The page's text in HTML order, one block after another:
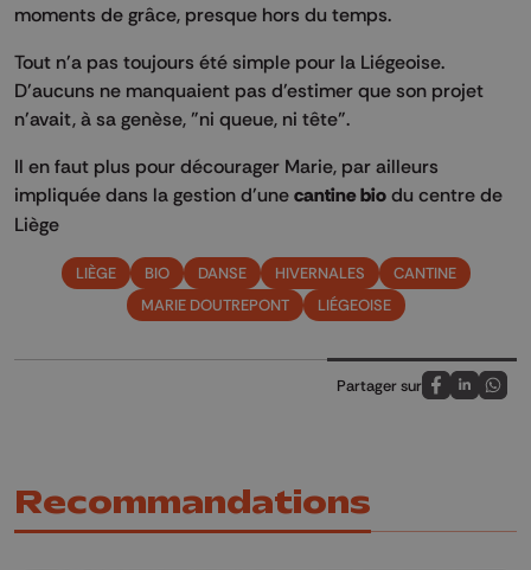
moments de grâce, presque hors du temps.
Tout n'a pas toujours été simple pour la Liégeoise.
D'aucuns ne manquaient pas d'estimer que son projet
n'avait, à sa genèse, "ni queue, ni tête".
Il en faut plus pour décourager Marie, par ailleurs
impliquée dans la gestion d'une cantine bio du centre de
Liège
LIÈGE BIO DANSE HIVERNALES
CANTINE
MARIE DOUTREPONT
LIÉGEOISE
Partager sur
Partagez sur
Partagez
Recommandations